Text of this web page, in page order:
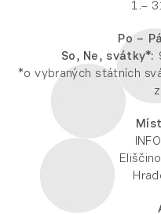
1.–
Po –
So, Ne, svátky*:
*o vybraných státních